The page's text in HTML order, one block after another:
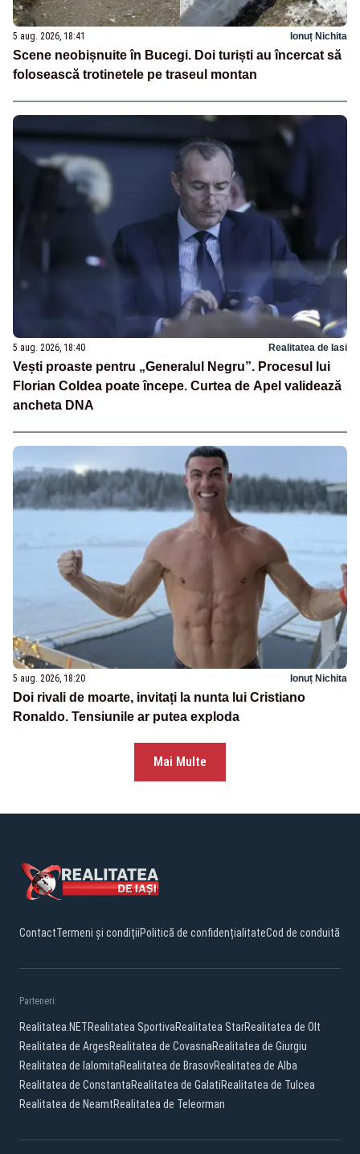
5 aug. 2026, 18:41 Ionuț Nichita
Scene neobișnuite în Bucegi. Doi turiști au încercat să
folosească trotinetele pe traseul montan
5 aug. 2026, 18:40 Realitatea de Iasi
Vești proaste pentru „Generalul Negru”. Procesul lui
Florian Coldea poate începe. Curtea de Apel validează
ancheta DNA
5 aug. 2026, 18:20 Ionuț Nichita
Doi rivali de moarte, invitați la nunta lui Cristiano
Ronaldo. Tensiunile ar putea exploda
Mai Multe
ContactTermeni și condițiiPolitică de confidențialitateCod de conduită
Parteneri:
Realitatea.NETRealitatea SportivaRealitatea StarRealitatea de Olt
Realitatea de ArgesRealitatea de CovasnaRealitatea de Giurgiu
Realitatea de IalomitaRealitatea de BrasovRealitatea de Alba
Realitatea de ConstantaRealitatea de GalatiRealitatea de Tulcea
Realitatea de NeamtRealitatea de Teleorman